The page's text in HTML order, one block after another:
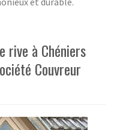
rive à Chéniers
Couvreur